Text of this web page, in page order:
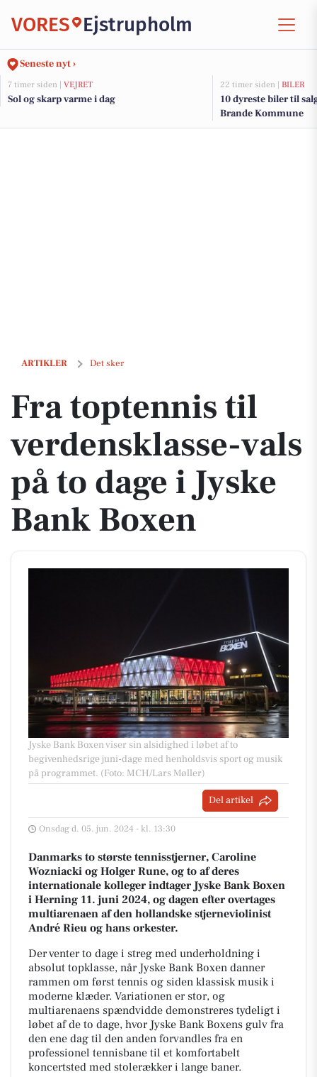
VORES Ejstrupholm
Seneste nyt ›
7 timer siden | VEJRET
Sol og skarp varme i dag
22 timer siden | BILER
10 dyreste biler til
Brande Kommune
ARTIKLER Det sker
Fra toptennis til verdensklasse-vals på to dage i Jyske Bank Boxen
Fra toptennis til
verdensklasse-vals
på to dage i Jyske
Bank Boxen
Jyske Bank Boxen viser sin alsidighed i løbet af to
begivenhedsrige juni-dage med henholdsvis sport og musik
på programmet. (Foto: MCH/Lars Møller)
Del artikel
Onsdag d. 05. jun. 2024 - kl. 13:30
Danmarks to største tennisstjerner, Caroline
Wozniacki og Holger Rune, og to af deres
internationale kolleger indtager Jyske Bank Boxen
i Herning 11. juni 2024, og dagen efter overtages
multiarenaen af den hollandske stjerneviolinist
André Rieu og hans orkester.
Der venter to dage i streg med underholdning i
absolut topklasse, når Jyske Bank Boxen danner
rammen om først tennis og siden klassisk musik i
moderne klæder. Variationen er stor, og
multiarenaens spændvidde demonstreres tydeligt i
løbet af de to dage, hvor Jyske Bank Boxens gulv fra
den ene dag til den anden forvandles fra en
professionel tennisbane til et komfortabelt
koncertsted med stolerækker i lange baner.